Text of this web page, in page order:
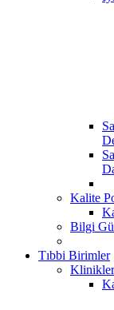
Kalite
Bilgi
Tıbbi Birimler